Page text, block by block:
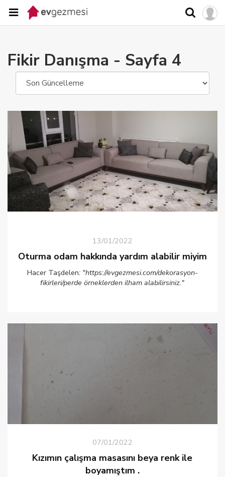
Fikir Danışma - Sayfa 4
13/01/2022
Oturma odam hakkında yardım alabilir miyim
Hacer Taşdelen: "https://evgezmesi.com/dekorasyon-
fikirleri/perde örneklerden ilham alabilirsiniz."
07/01/2022
Kızımın çalışma masasını beya renk ile
boyamıştım .